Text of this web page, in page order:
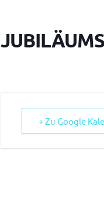
+ Zu Google